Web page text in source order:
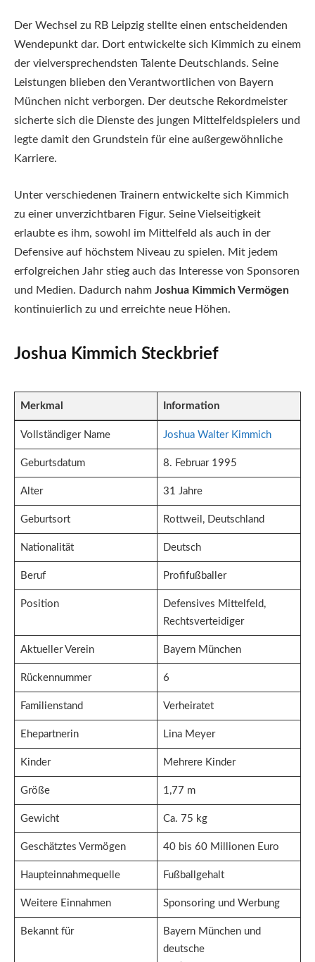
Der Wechsel zu RB Leipzig stellte einen entscheidenden
Wendepunkt dar. Dort entwickelte sich Kimmich zu einem
der vielversprechendsten Talente Deutschlands. Seine
Leistungen blieben den Verantwortlichen von Bayern
München nicht verborgen. Der deutsche Rekordmeister
sicherte sich die Dienste des jungen Mittelfeldspielers und
legte damit den Grundstein für eine außergewöhnliche
Karriere.
Unter verschiedenen Trainern entwickelte sich Kimmich
zu einer unverzichtbaren Figur. Seine Vielseitigkeit
erlaubte es ihm, sowohl im Mittelfeld als auch in der
Defensive auf höchstem Niveau zu spielen. Mit jedem
erfolgreichen Jahr stieg auch das Interesse von Sponsoren
und Medien. Dadurch nahm Joshua Kimmich Vermögen
kontinuierlich zu und erreichte neue Höhen.
Joshua Kimmich Steckbrief
Merkmal Information
Vollständiger Name Joshua Walter Kimmich
Geburtsdatum 8. Februar 1995
Alter 31 Jahre
Geburtsort Rottweil, Deutschland
Nationalität Deutsch
Beruf Profifußballer
Position
Defensives Mittelfeld,
Rechtsverteidiger
Aktueller Verein Bayern München
Rückennummer 6
Familienstand Verheiratet
Ehepartnerin Lina Meyer
Kinder Mehrere Kinder
Größe 1,77 m
Gewicht Ca. 75 kg
Geschätztes Vermögen 40 bis 60 Millionen Euro
Haupteinnahmequelle Fußballgehalt
Weitere Einnahmen Sponsoring und Werbung
Bekannt für
Bayern München und
deutsche